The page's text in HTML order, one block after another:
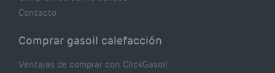
Contacto
Comprar gasoil calefacción
Ventajas de comprar con ClickGasoil